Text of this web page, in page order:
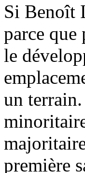
Si Benoît
parce que
le
un terrain.
première